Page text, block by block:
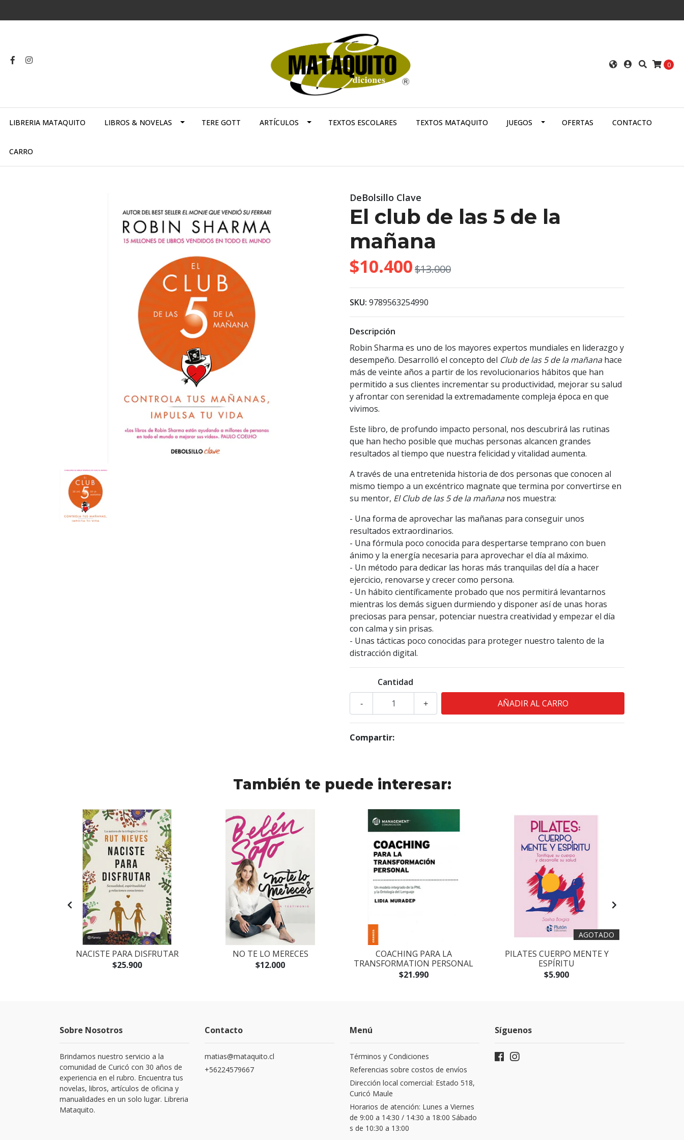
0
LIBRERIA MATAQUITO LIBROS & NOVELAS TERE GOTT ARTÍCULOS TEXTOS ESCOLARES TEXTOS MATAQUITO JUEGOS OFERTAS CONTACTO
CARRO
DeBolsillo Clave
El club de las 5 de la
mañana
$10.400$13.000
SKU: 9789563254990
Descripción
Robin Sharma es uno de los mayores expertos mundiales en liderazgo y
desempeño. Desarrolló el concepto del Club de las 5 de la mañanahace
más de veinte años a partir de los revolucionarios hábitos que han
permitido a sus clientes incrementar su productividad, mejorar su salud
y afrontar con serenidad la extremadamente compleja época en que
vivimos.
Este libro, de profundo impacto personal, nos descubrirá las rutinas
que han hecho posible que muchas personas alcancen grandes
resultados al tiempo que nuestra felicidad y vitalidad aumenta.
A través de una entretenida historia de dos personas que conocen al
mismo tiempo a un excéntrico magnate que termina por convertirse en
su mentor, El Club de las 5 de la mañananos muestra:
- Una forma de aprovechar las mañanas para conseguir unos
resultados extraordinarios.
- Una fórmula poco conocida para despertarse temprano con buen
ánimo y la energía necesaria para aprovechar el día al máximo.
- Un método para dedicar las horas más tranquilas del día a hacer
ejercicio, renovarse y crecer como persona.
- Un hábito científicamente probado que nos permitirá levantarnos
mientras los demás siguen durmiendo y disponer así de unas horas
preciosas para pensar, potenciar nuestra creatividad y empezar el día
con calma y sin prisas.
- Unas tácticas poco conocidas para proteger nuestro talento de la
distracción digital.
Cantidad
+
-
Compartir:
También te puede interesar:
NACISTE PARA DISFRUTAR
$25.900
NO TE LO MERECES
$12.000
COACHING PARA LA
TRANSFORMATION PERSONAL
$21.990
AGOTADO
PILATES CUERPO MENTE Y
ESPÍRITU
$5.900
Sobre Nosotros
Brindamos nuestro servicio a la
comunidad de Curicó con 30 años de
experiencia en el rubro. Encuentra tus
novelas, libros, artículos de oficina y
manualidades en un solo lugar. Libreria
Mataquito.
Contacto
matias@mataquito.cl
+56224579667
Menú
Términos y Condiciones
Referencias sobre costos de envíos
Dirección local comercial: Estado 518,
Curicó Maule
Horarios de atención: Lunes a Viernes
de 9:00 a 14:30 / 14:30 a 18:00 Sábado
s de 10:30 a 13:00
Síguenos